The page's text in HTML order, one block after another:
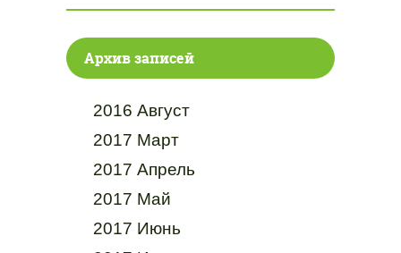
Архив записей
2016 Август
2017 Март
2017 Апрель
2017 Май
2017 Июнь